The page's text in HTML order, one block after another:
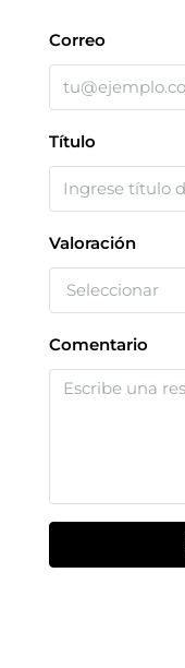
Correo
Título
Valoración
Seleccionar
Comentario